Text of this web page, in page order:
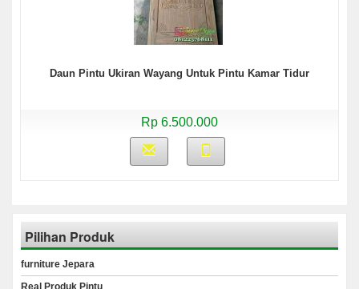
Daun Pintu Ukiran Wayang Untuk Pintu Kamar Tidur
Rp 6.500.000
Pilihan Produk
furniture Jepara